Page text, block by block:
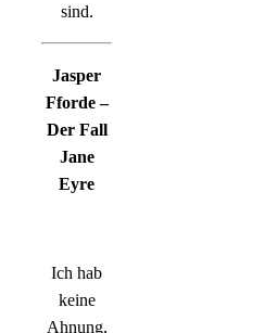
sind.
Jasper
Fforde –
Der Fall
Jane
Eyre
Ich hab
keine
Ahnung,